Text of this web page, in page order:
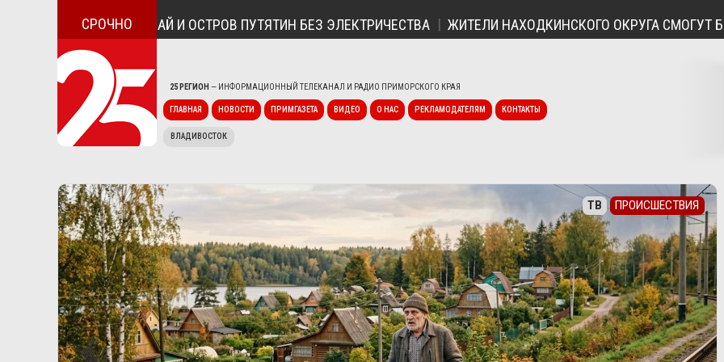
25 РЕГИОН — ИНФОРМАЦИОННЫЙ ТЕЛЕКАНАЛ И РАДИО ПРИМОРСКОГО КРАЯ
ГЛАВНАЯ НОВОСТИ ПРИМГАЗЕТА ВИДЕО О НАС РЕКЛАМОДАТЕЛЯМ КОНТАКТЫ
ВЛАДИВОСТОК
СРОЧНО
ПОСЁЛОК ДУНАЙ И ОСТРОВ ПУТЯТИН БЕЗ ЭЛЕКТРИЧЕСТВА ЖИТЕЛИ НАХОДКИНСКОГО ОКРУГА СМОГУТ
ТВ ПРОИСШЕСТВИЯ